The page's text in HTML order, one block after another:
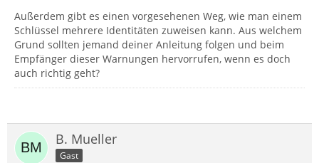
Außerdem gibt es einen vorgesehenen Weg, wie man einem
Schlüssel mehrere Identitäten zuweisen kann. Aus welchem
Grund sollten jemand deiner Anleitung folgen und beim
Empfänger dieser Warnungen hervorrufen, wenn es doch
auch richtig geht?
B. Mueller
Gast